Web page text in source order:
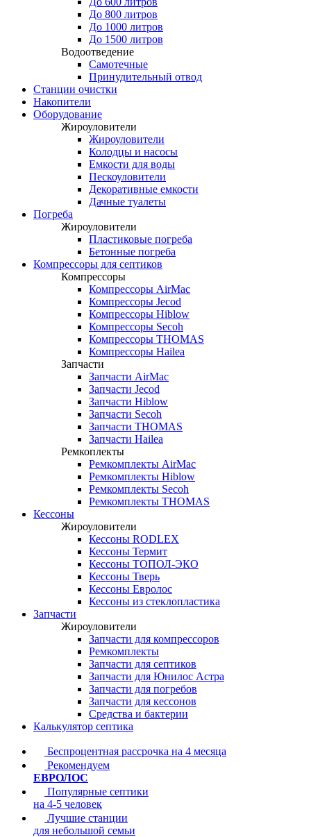
До 800 литров
До 1000 литров
До 1500 литров
Водоотведение
Самотечные
Принудительный отвод
Станции очистки
Накопители
Оборудование
Жироуловители
Жироуловители
Колодцы и насосы
Емкости для воды
Пескоуловители
Декоративные емкости
Дачные туалеты
Погреба
Жироуловители
Пластиковые погреба
Бетонные погреба
Компрессоры для септиков
Компрессоры
Компрессоры AirMac
Компрессоры Jecod
Компрессоры Hiblow
Компрессоры Secoh
Компрессоры THOMAS
Компрессоры Hailea
Запчасти
Запчасти AirMac
Запчасти Jecod
Запчасти Hiblow
Запчасти Secoh
Запчасти THOMAS
Запчасти Hailea
Ремкоплекты
Ремкомплекты AirMac
Ремкомплекты Hiblow
Ремкомплекты Secoh
Ремкомплекты THOMAS
Кессоны
Жироуловители
Кессоны RODLEX
Кессоны Термит
Кессоны ТОПОЛ-ЭКО
Кессоны Тверь
Кессоны Евролос
Кессоны из стеклопластика
Запчасти
Жироуловители
Запчасти для компрессоров
Ремкомплекты
Запчасти для септиков
Запчасти для Юнилос Астра
Запчасти для погребов
Запчасти для кессонов
Средства и бактерии
Калькулятор септика
Беспроцентная рассрочка на 4 месяца
Рекомендуем
ЕВРОЛОС
Популярные септики
на 4-5 человек
Лучшие станции
для небольшой семьи